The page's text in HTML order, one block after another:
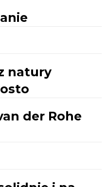
natury
der Rohe